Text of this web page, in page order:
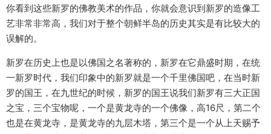
你看到这些新罗的佛教美术的作品，你就会意识到新罗的造像工
艺非常非常高，我们对于整个朝鲜半岛的历史其实是有比较大的
误解的。
新罗在历史上也是以佛国之名著称的，新罗在它鼎盛时期，在统
一新罗时代，我们印象中的新罗就是一个千里佛国吧，在当时新
罗的国王，在九世纪的时候，新罗的国王说我们新罗有三大正国
之宝，三个宝物呢，一个是黄龙寺的一个佛像，高16尺，第二个
也是在黄龙寺，是黄龙寺的九层木塔，第三个是一个从上天赐予